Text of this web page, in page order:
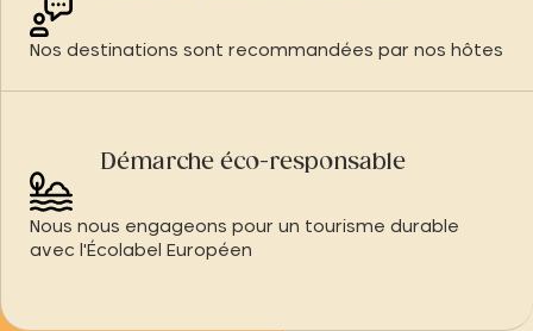
Nos destinations sont recommandées par nos hôtes
Démarche éco-responsable
Nous nous engageons pour un tourisme durable
avec l'Écolabel Européen